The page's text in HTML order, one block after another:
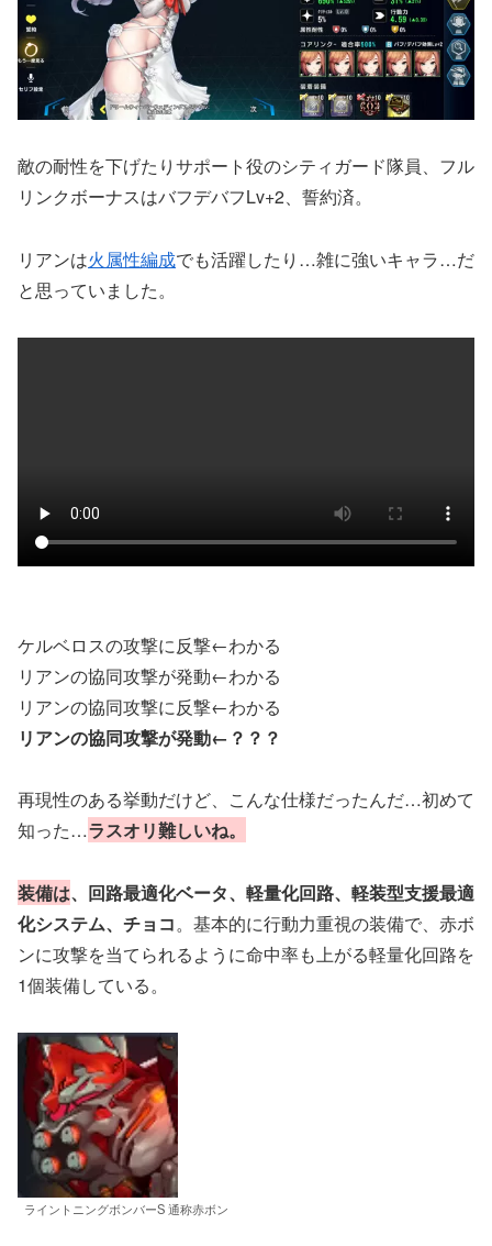
敵の耐性を下げたりサポート役のシティガード隊員、フル
リンクボーナスはバフデバフLv+2、誓約済。
リアンは火属性編成でも活躍したり…雑に強いキャラ…だ
と思っていました。
ケルベロスの攻撃に反撃←わかる
リアンの協同攻撃が発動←わかる
リアンの協同攻撃に反撃←わかる
リアンの協同攻撃が発動←？？？
再現性のある挙動だけど、こんな仕様だったんだ…初めて
知った…ラスオリ難しいね。
装備は、回路最適化ベータ、軽量化回路、軽装型支援最適
化システム、 チョコ。基本的に行動力重視の装備で、赤ボ
ンに攻撃を当てられるように命中率も上がる軽量化回路を
1個装備している。
ライントニングボンバーS 通称赤ボン